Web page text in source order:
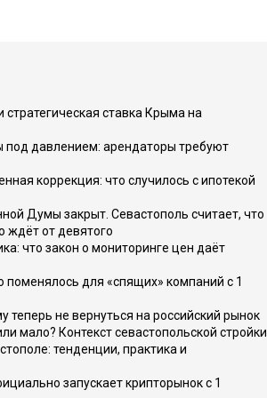
стратегическая ставка Крыма на
под давлением: арендаторы требуют
коррекция: что случилось с ипотекой
Думы закрыт. Севастополь считает, что
ждёт от девятого
что закон о мониторинге цен даёт
для «спящих» компаний с 1
теперь не вернуться на российский рынок
мало? Контекст севастопольской стройки
тенденции, практика и
запускает крипторынок с 1